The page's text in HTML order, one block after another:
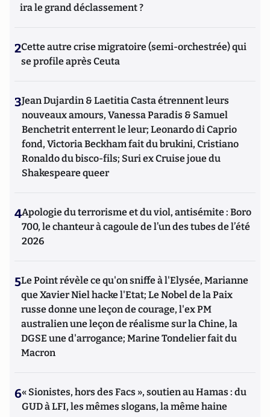
ira le grand déclassement ?
2Cette autre crise migratoire (semi-orchestrée) qui
se profile après Ceuta
3Jean Dujardin & Laetitia Casta étrennent leurs
nouveaux amours, Vanessa Paradis & Samuel
Benchetrit enterrent le leur; Leonardo di Caprio
fond, Victoria Beckham fait du brukini, Cristiano
Ronaldo du bisco-fils; Suri ex Cruise joue du
Shakespeare queer
4Apologie du terrorisme et du viol, antisémite : Boro
700, le chanteur à cagoule de l’un des tubes de l’été
2026
5Le Point révèle ce qu'on sniffe à l'Elysée, Marianne
que Xavier Niel hacke l'Etat; Le Nobel de la Paix
russe donne une leçon de courage, l'ex PM
australien une leçon de réalisme sur la Chine, la
DGSE une d'arrogance; Marine Tondelier fait du
Macron
6« Sionistes, hors des Facs », soutien au Hamas : du
GUD à LFI, les mêmes slogans, la même haine